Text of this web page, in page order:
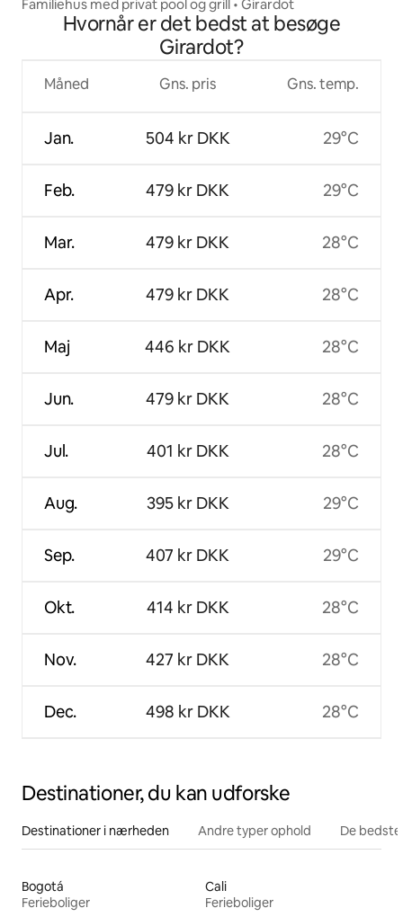
Familiehus med privat pool og grill • Girardot
Hvornår er det bedst at besøge
Girardot?
Måned
Jan.
Feb.
Mar.
Apr.
Maj
Jun.
Jul.
Aug.
Sep.
Okt.
Nov.
Dec.
Gns. pris
504 kr DKK
479 kr DKK
479 kr DKK
479 kr DKK
446 kr DKK
479 kr DKK
401 kr DKK
395 kr DKK
407 kr DKK
414 kr DKK
427 kr DKK
498 kr DKK
Gns. temp.
29°C
29°C
28°C
28°C
28°C
28°C
28°C
29°C
29°C
28°C
28°C
28°C
Destinationer, du kan udforske
Destinationer i nærheden Andre typer ophold De
Bogotá
Ferieboliger
Cali
Ferieboliger